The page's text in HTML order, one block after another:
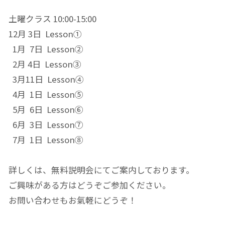
土曜クラス 10:00-15:00
12月 3日 Lesson①
1月 7日 Lesson②
2月 4日 Lesson③
3月11日 Lesson④
4月 1日 Lesson⑤
5月 6日 Lesson⑥
6月 3日 Lesson⑦
7月 1日 Lesson⑧
詳しくは、無料説明会にてご案内しております。
ご興味がある方はどうぞご参加ください。
お問い合わせもお氣軽にどうぞ！